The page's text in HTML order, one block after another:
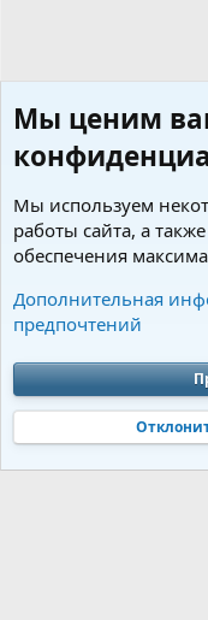
Пользователи
Cookies Charm by
Обратная связь
Политика
Community platform by
Jumuro®|Media embeds via
Мы ценим
Мы используем
работы сайта, а
обеспечения
Дополнительная
предпочтений